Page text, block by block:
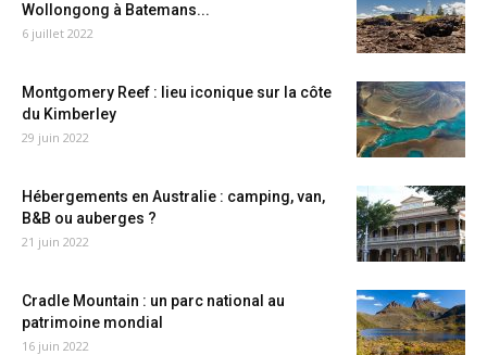
Wollongong à Batemans...
6 juillet 2022
Montgomery Reef : lieu iconique sur la côte
du Kimberley
29 juin 2022
Hébergements en Australie : camping, van,
B&B ou auberges ?
21 juin 2022
Cradle Mountain : un parc national au
patrimoine mondial
16 juin 2022